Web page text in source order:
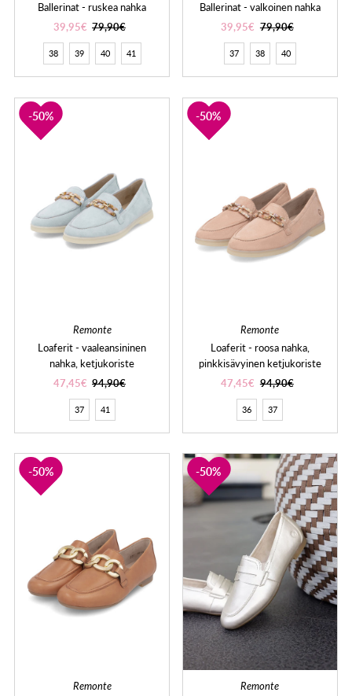
Ballerinat - ruskea nahka
39,95€ 79,90€
38 39 40 41
Ballerinat - valkoinen nahka
39,95€ 79,90€
37 38 40
50%
Remonte
Loaferit - vaaleansininen
nahka, ketjukoriste
47,45€ 94,90€
37 41
50%
Remonte
Loaferit - roosa nahka,
pinkkisävyinen ketjukoriste
47,45€ 94,90€
36 37
50%
Remonte
50%
Remonte